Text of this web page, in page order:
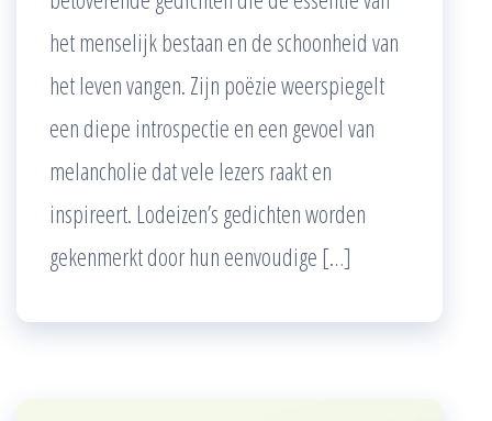
het menselijk bestaan en de schoonheid van
het leven vangen. Zijn poëzie weerspiegelt
een diepe introspectie en een gevoel van
melancholie dat vele lezers raakt en
inspireert. Lodeizen’s gedichten worden
gekenmerkt door hun eenvoudige […]